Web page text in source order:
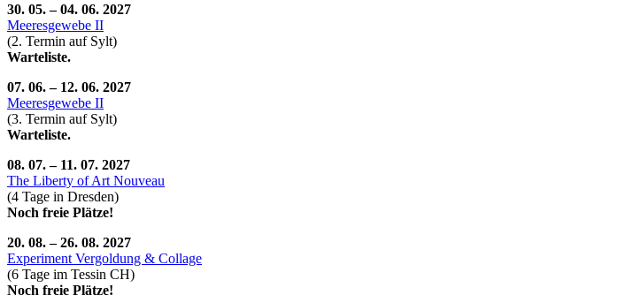
30. 05. – 04. 06. 2027
Meeresgewebe II
(2. Termin auf Sylt)
Warteliste.
07. 06. – 12. 06. 2027
Meeresgewebe II
(3. Termin auf Sylt)
Warteliste.
08. 07. – 11. 07. 2027
The Liberty of Art Nouveau
(4 Tage in Dresden)
Noch freie Plätze!
20. 08. – 26. 08. 2027
Experiment Vergoldung & Collage
(6 Tage im Tessin CH)
Noch freie Plätze!